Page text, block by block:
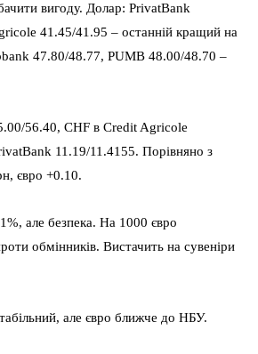
вигоду. Долар: PrivatBank
41.45/41.95 – останній кращий на
47.80/48.77, PUMB 48.00/48.70 –
56.40, CHF в Credit Agricole
11.19/11.4155. Порівняно з
євро +0.10.
але безпека. На 1000 євро
обмінників. Вистачить на сувеніри
але євро ближче до НБУ.